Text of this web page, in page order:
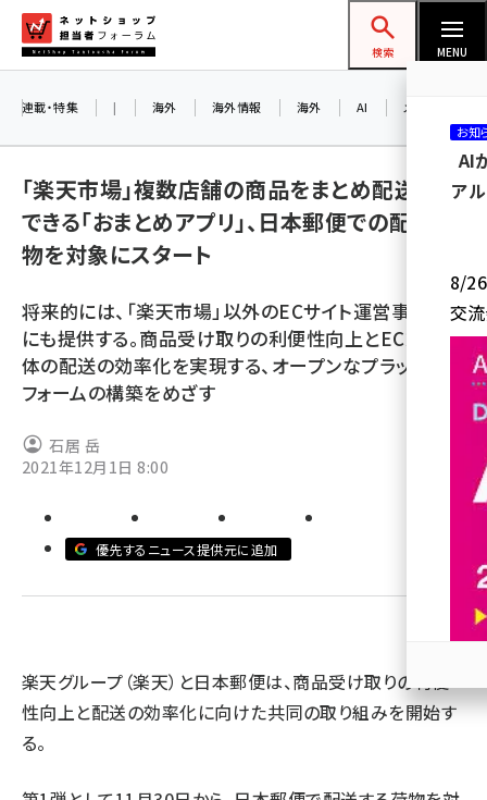
ン
ネットショップ担当者フォーラム
検索 MENU
amazon (2247)
楽天 (1871)
ecbeing (1207)
アスクル (1119)
base (1074)
revico (739)
連載・特集 | 海外 海外情報 海外 AI メタバース
「楽天市場」複数店舗の商品をまとめ配送指定
できる「おまとめアプリ」、日本郵便での配送荷
物を対象にスタート
将来的には、「楽天市場」以外のECサイト運営事業者
にも提供する。商品受け取りの利便性向上とEC業界全
体の配送の効率化を実現する、オープンなプラット
フォームの構築をめざす
石居 岳
2021年12月1日 8:00
優先するニュース提供元に追加
楽天グループ（楽天）と日本郵便は、商品受け取りの利便
性向上と配送の効率化に向けた共同の取り組みを開始す
る。
お知
AI
ア
8/26
交
参